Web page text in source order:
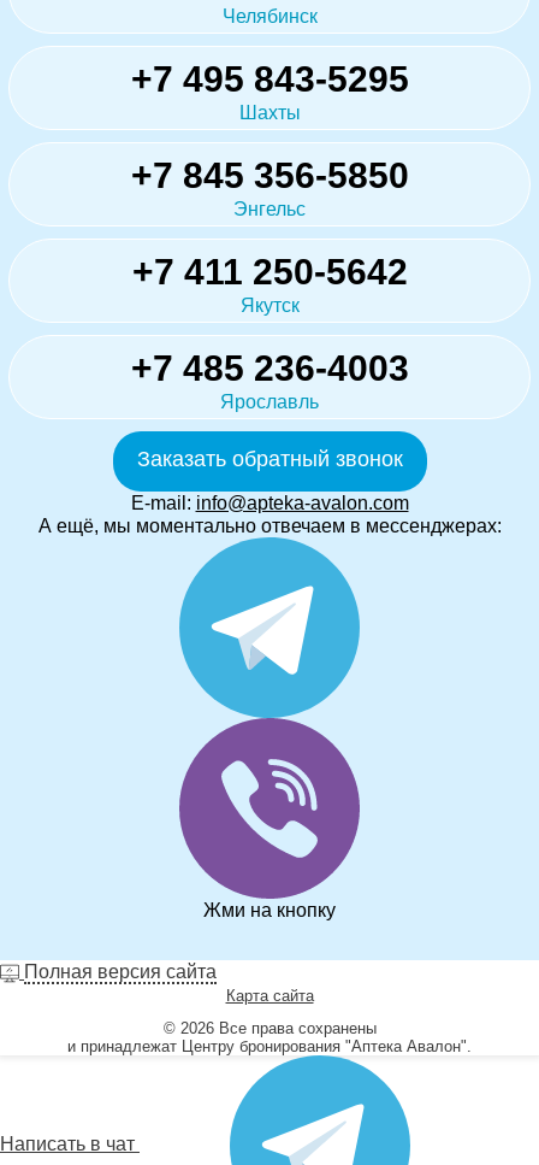
Челябинск
+7 495 843-5295
Шахты
+7 845 356-5850
Энгельс
+7 411 250-5642
Якутск
+7 485 236-4003
Ярославль
Заказать обратный звонок
E-mail: info@apteka-avalon.com
А ещё, мы моментально отвечаем в мессенджерах:
Жми на кнопку
Полная версия сайта
Карта сайта
© 2026 Все права сохранены
и принадлежат Центру бронирования "Аптека Авалон".
Написать в чат